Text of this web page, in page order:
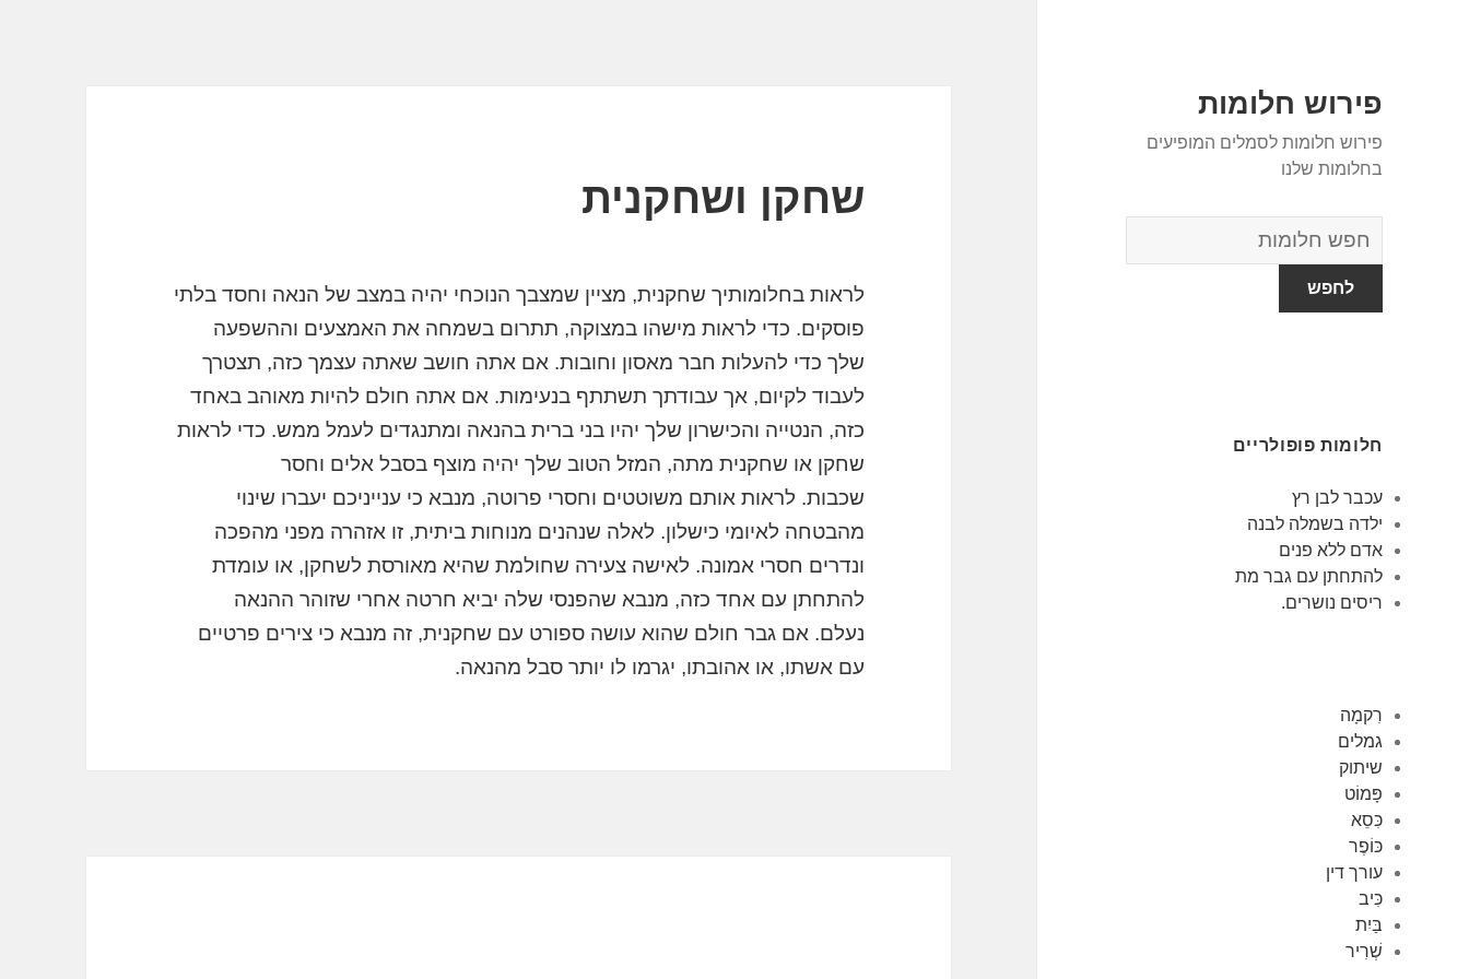
פירוש חלומות
פירוש חלומות לסמלים המופיעים
בחלומות שלנו
מילון
החלומות
חלומות פופולריים
עכבר לבן רץ
ילדה בשמלה לבנה
אדם ללא פנים
להתחתן עם גבר מת
ריסים נושרים.
רִקמָה
גמלים
שיתוק
פָּמוֹט
כִּסֵא
כּוֹפֶר
עורך דין
כִּיב
בַּיִת
שְׁרִיר
שחקן ושחקנית
לראות בחלומותיך שחקנית, מציין שמצבך הנוכחי יהיה במצב של הנאה וחסד בלתי
פוסקים. כדי לראות מישהו במצוקה, תתרום בשמחה את האמצעים וההשפעה
שלך כדי להעלות חבר מאסון וחובות. אם אתה חושב שאתה עצמך כזה, תצטרך
לעבוד לקיום, אך עבודתך תשתתף בנעימות. אם אתה חולם להיות מאוהב באחד
כזה, הנטייה והכישרון שלך יהיו בני ברית בהנאה ומתנגדים לעמל ממש. כדי לראות
שחקן או שחקנית מתה, המזל הטוב שלך יהיה מוצף בסבל אלים וחסר
שכבות. לראות אותם משוטטים וחסרי פרוטה, מנבא כי ענייניכם יעברו שינוי
מהבטחה לאיומי כישלון. לאלה שנהנים מנוחות ביתית, זו אזהרה מפני מהפכה
ונדרים חסרי אמונה. לאישה צעירה שחולמת שהיא מאורסת לשחקן, או עומדת
להתחתן עם אחד כזה, מנבא שהפנסי שלה יביא חרטה אחרי שזוהר ההנאה
נעלם. אם גבר חולם שהוא עושה ספורט עם שחקנית, זה מנבא כי צירים פרטיים
עם אשתו, או אהובתו, יגרמו לו יותר סבל מהנאה.